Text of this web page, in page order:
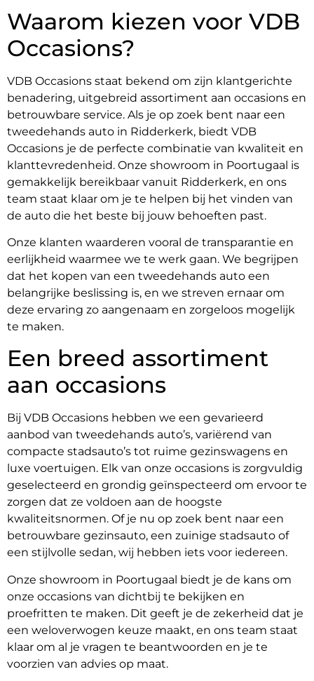
Waarom kiezen voor VDB
Occasions?
VDB Occasions staat bekend om zijn klantgerichte
benadering, uitgebreid assortiment aan occasions en
betrouwbare service. Als je op zoek bent naar een
tweedehands auto in Ridderkerk, biedt VDB
Occasions je de perfecte combinatie van kwaliteit en
klanttevredenheid. Onze showroom in Poortugaal is
gemakkelijk bereikbaar vanuit Ridderkerk, en ons
team staat klaar om je te helpen bij het vinden van
de auto die het beste bij jouw behoeften past.
Onze klanten waarderen vooral de transparantie en
eerlijkheid waarmee we te werk gaan. We begrijpen
dat het kopen van een tweedehands auto een
belangrijke beslissing is, en we streven ernaar om
deze ervaring zo aangenaam en zorgeloos mogelijk
te maken.
Een breed assortiment
aan occasions
Bij VDB Occasions hebben we een gevarieerd
aanbod van tweedehands auto’s, variërend van
compacte stadsauto’s tot ruime gezinswagens en
luxe voertuigen. Elk van onze occasions is zorgvuldig
geselecteerd en grondig geïnspecteerd om ervoor te
zorgen dat ze voldoen aan de hoogste
kwaliteitsnormen. Of je nu op zoek bent naar een
betrouwbare gezinsauto, een zuinige stadsauto of
een stijlvolle sedan, wij hebben iets voor iedereen.
Onze showroom in Poortugaal biedt je de kans om
onze occasions van dichtbij te bekijken en
proefritten te maken. Dit geeft je de zekerheid dat je
een weloverwogen keuze maakt, en ons team staat
klaar om al je vragen te beantwoorden en je te
voorzien van advies op maat.